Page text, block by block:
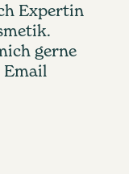
Expertin
gerne
Email